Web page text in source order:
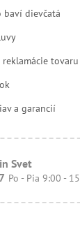
baví dievčatá
reklamácie tovaru
a garancií
Svet
Po - Pia 9:00 -